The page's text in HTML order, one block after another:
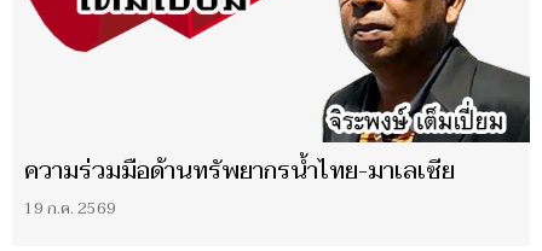
ความร่วมมือด้านทรัพยากรน้ำไทย-มาเลเซีย
19 ก.ค. 2569